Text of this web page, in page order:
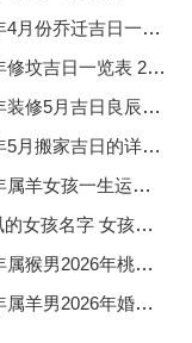
先。
支为癸巳，青龙黄
焦土得润则生机勃
，循环往复而气脉
吉日一览表 2027年4月乔迁吉日吉时查询
一览表 2027年农历2月修坟吉日一览表
良辰查询表 2027年农历5月装修吉日一览表
日的详细解释 2027年5月搬家吉日吉时查询
生运势 2015年属羊女2026年健康运好吗
字 女孩取名字带飒字有什么名字好听
年桃花运 1992年属猴男2026年感情运如何
年婚姻运势 1991年属羊男2026年感情运如何